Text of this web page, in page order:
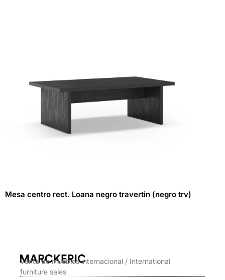
Mesa centro rect. Loana negro travertin (negro trv)
Venta de muebles internacional / International
furniture sales